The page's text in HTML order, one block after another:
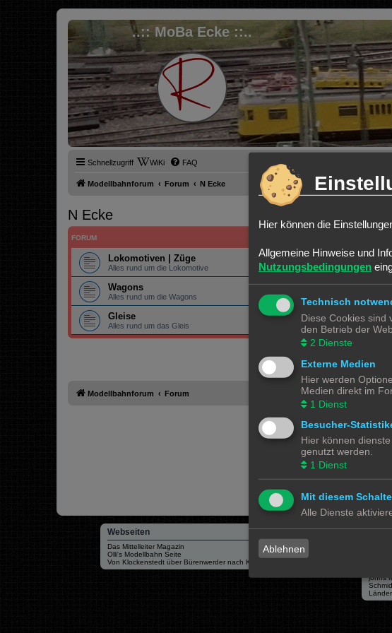
..:: MoBa Ecke ::..
Schnellzugriff WiKi FAQ
Modellbahnforum Forum N Ecke
N Ecke
FORUM
Lokomotiven | Züge
Alles rund um die Lokomotive
Wagons
Alles rund um die Wagons
Gleise
Alles rund um das Gleis
Modellbahnforum Forum
Webseiten
Das Mittelleiter Magazin
Olli's Modellbahn Seite
Von Klockenstedt über Bürenwerder nach Klingsiel
Bimm
johns
Hier können die
Allgemeine Hinweise und
Nutzungsbedingungen
Technisch
Diese Cookies sind
den Betrieb der
2 Dienste
Externe Medien
Hier werden
Medien direkt im
1 Dienst
Besucher-
Hier können
genutzt werden.
1 Dienst
Mit diesem
Alle Dienste
Ablehnen